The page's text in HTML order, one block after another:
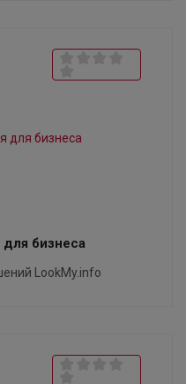
бизнеса
LookMy.info